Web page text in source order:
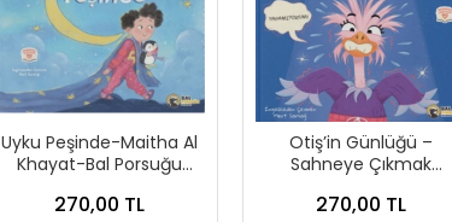
Uyku Peşinde-Maitha Al
Khayat-Bal Porsuğu
270,00 TL
Otiş’in Günlüğü –
Sahneye Çıkmak
Mateo-Bal Porsuğu
270,00 TL